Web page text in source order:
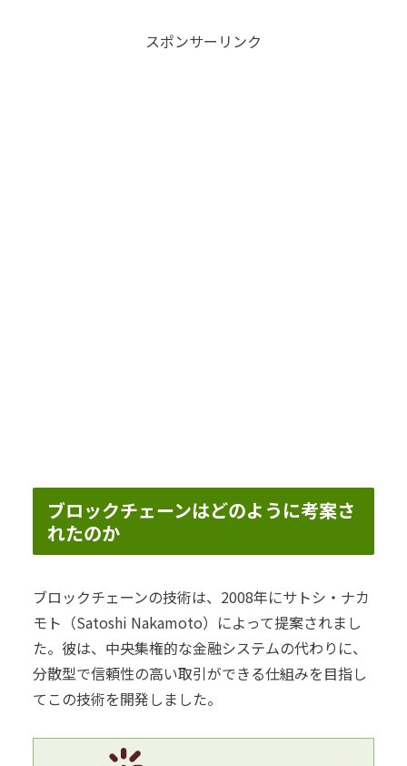
スポンサーリンク
ブロックチェーンはどのように考案さ
れたのか
ブロックチェーンの技術は、2008年にサトシ・ナカ
モト（Satoshi Nakamoto）によって提案されまし
た。彼は、中央集権的な金融システムの代わりに、
分散型で信頼性の高い取引ができる仕組みを目指し
てこの技術を開発しました。